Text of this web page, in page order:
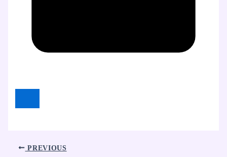
PREVIOUS